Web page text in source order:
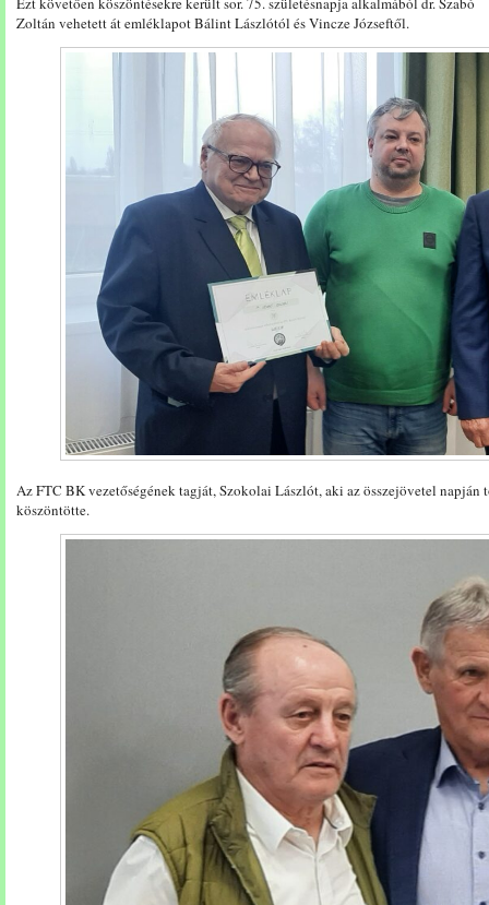
Zoltán vehetett át emléklapot Bálint Lászlótól és Vincze Józseftől.
Az FTC BK vezetőségének tagját, Szokolai Lászlót, aki az összejövetel
köszöntötte.